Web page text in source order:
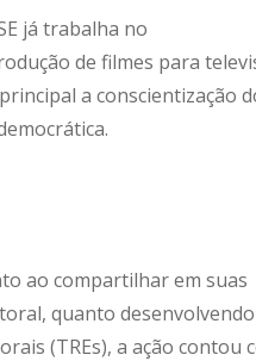
já trabalha no
de filmes para
a conscientização
ao compartilhar em suas
quanto desenvolvendo
(TREs), a ação contou